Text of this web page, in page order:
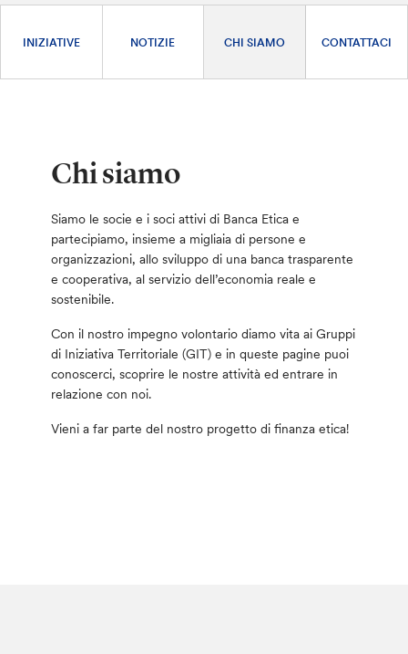
INIZIATIVE NOTIZIE CHI SIAMO CONTATTACI
Chi siamo
Siamo le socie e i soci attivi di Banca Etica e
partecipiamo, insieme a migliaia di persone e
organizzazioni, allo sviluppo di una banca trasparente
e cooperativa, al servizio dell’economia reale e
sostenibile.
Con il nostro impegno volontario diamo vita ai Gruppi
di Iniziativa Territoriale (GIT) e in queste pagine puoi
conoscerci, scoprire le nostre attività ed entrare in
relazione con noi.
Vieni a far parte del nostro progetto di finanza etica!